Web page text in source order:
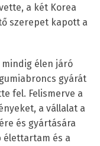
a két Korea
szerepet kapott a
élen járó
gyárát
fel. Felismerve a
a vállalat a
és gyártására
élettartam és a